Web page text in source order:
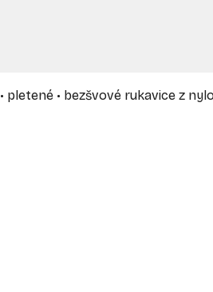
• pletené • bezšvové rukavice z